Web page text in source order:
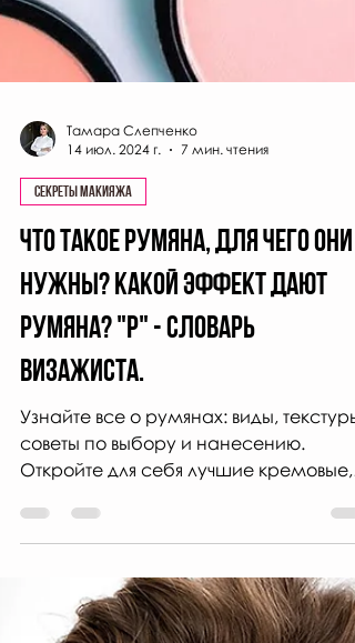
Тамара Слепченко
14 июл. 2024 г.
7 мин. чтения
Секреты макияжа
Что такое румяна, для чего они
нужны? Какой эффект дают
румяна? "Р" - СЛОВАРЬ
визажиста.
Узнайте все о румянах: виды, текстуры,
советы по выбору и нанесению.
Откройте для себя лучшие кремовые,
пудровые, жидкие и гелевые румяна